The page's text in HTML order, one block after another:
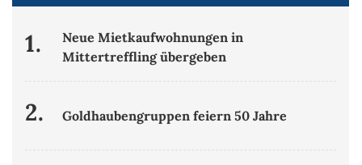
1.
Neue Mietkaufwohnungen in
Mittertreffling übergeben
2. Goldhaubengruppen feiern 50 Jahre